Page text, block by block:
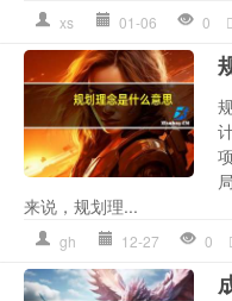
xs 01-06 0
来说，规划理...
gh 12-27 0